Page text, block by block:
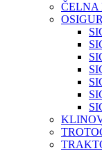
ČELNA